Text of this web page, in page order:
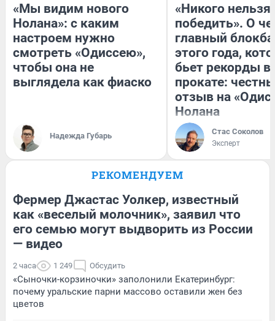
«Мы видим нового
Нолана»: с каким
настроем нужно
смотреть «Одиссею»,
чтобы она не
выглядела как фиаско
Надежда Губарь
«Никого нельзя
победить». О
главный
этого года,
бьет рекорды в
прокате:
отзыв на
Нолана
Стас Соколов
Эксперт
РЕКОМЕНДУЕМ
Фермер Джастас Уолкер, известный
как «веселый молочник», заявил что
его семью могут выдворить из России
— видео
2 часа 1 249 Обсудить
«Сыночки-корзиночки» заполонили Екатеринбург:
почему уральские парни массово оставили жен без
цветов